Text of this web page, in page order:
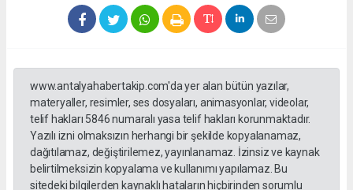
www.antalyahabertakip.com'da yer alan bütün yazılar,
materyaller, resimler, ses dosyaları, animasyonlar, videolar,
telif hakları 5846 numaralı yasa telif hakları korunmaktadır.
Yazılı izni olmaksızın herhangi bir şekilde kopyalanamaz,
dağıtılamaz, değiştirilemez, yayınlanamaz. İzinsiz ve kaynak
belirtilmeksizin kopyalama ve kullanımı yapılamaz. Bu
sitedeki bilgilerden kaynaklı hataların hiçbirinden sorumlu